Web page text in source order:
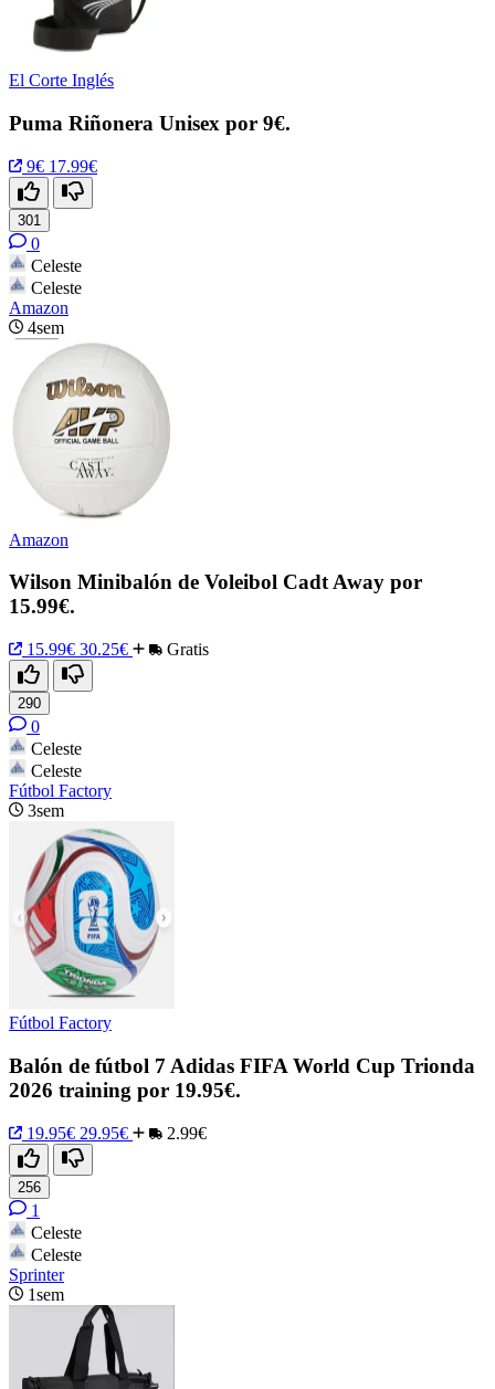
El Corte Inglés
Puma Riñonera Unisex por 9€.
9€ 17.99€
301
0
Celeste
Celeste
Amazon
4sem
Amazon
Wilson Minibalón de Voleibol Cadt Away por
15.99€.
15.99€ 30.25€ Gratis
290
0
Celeste
Celeste
Fútbol Factory
3sem
Fútbol Factory
Balón de fútbol 7 Adidas FIFA World Cup Trionda
2026 training por 19.95€.
19.95€ 29.95€ 2.99€
256
1
Celeste
Celeste
Sprinter
1sem